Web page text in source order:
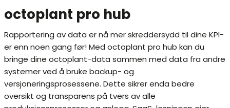
octoplant pro hub
Rapportering av data er nå mer skreddersydd til dine KPI-
er enn noen gang før! Med octoplant pro hub kan du
bringe dine octoplant-data sammen med data fra andre
systemer ved å bruke backup- og
versjoneringsprosessene. Dette sikrer enda bedre
oversikt og transparens på tvers av alle